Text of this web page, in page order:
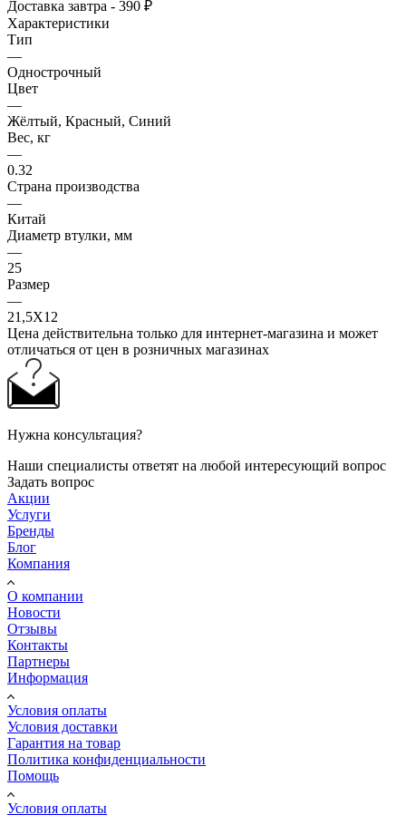
Доставка завтра - 390 ₽
Характеристики
Тип
—
Однострочный
Цвет
—
Жёлтый, Красный, Синий
Вес, кг
—
0.32
Страна производства
—
Китай
Диаметр втулки, мм
—
25
Размер
—
21,5Х12
Цена действительна только для интернет-магазина и может
отличаться от цен в розничных магазинах
Нужна консультация?
Наши специалисты ответят на любой интересующий вопрос
Задать вопрос
Акции
Услуги
Бренды
Блог
Компания
О компании
Новости
Отзывы
Контакты
Партнеры
Информация
Условия оплаты
Условия доставки
Гарантия на товар
Политика конфиденциальности
Помощь
Условия оплаты